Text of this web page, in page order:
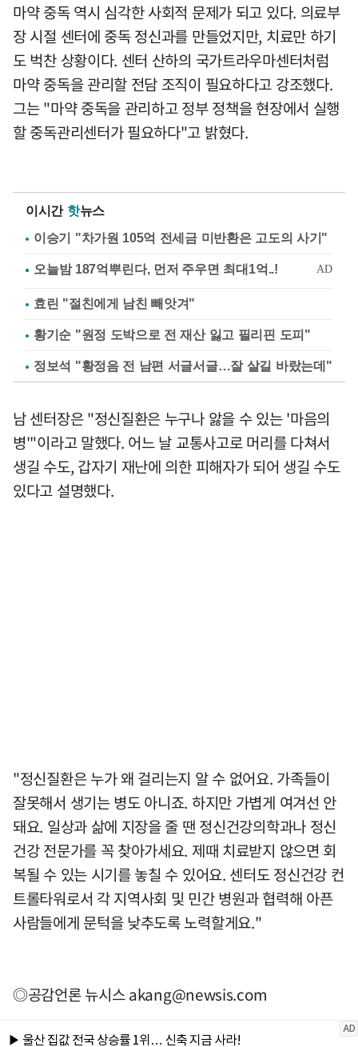
마약 중독 역시 심각한 사회적 문제가 되고 있다. 의료부
장 시절 센터에 중독 정신과를 만들었지만, 치료만 하기
도 벅찬 상황이다. 센터 산하의 국가트라우마센터처럼
마약 중독을 관리할 전담 조직이 필요하다고 강조했다.
그는 "마약 중독을 관리하고 정부 정책을 현장에서 실행
할 중독관리센터가 필요하다"고 밝혔다.
이시간 핫뉴스
이승기 "차가원 105억 전세금 미반환은 고도의 사기"
효린 "절친에게 남친 빼앗겨"
황기순 "원정 도박으로 전 재산 잃고 필리핀 도피"
정보석 "황정음 전 남편 서글서글…잘 살길 바랐는데"
남 센터장은 "정신질환은 누구나 앓을 수 있는 '마음의
병'"이라고 말했다. 어느 날 교통사고로 머리를 다쳐서
생길 수도, 갑자기 재난에 의한 피해자가 되어 생길 수도
있다고 설명했다.
"정신질환은 누가 왜 걸리는지 알 수 없어요. 가족들이
잘못해서 생기는 병도 아니죠. 하지만 가볍게 여겨선 안
돼요. 일상과 삶에 지장을 줄 땐 정신건강의학과나 정신
건강 전문가를 꼭 찾아가세요. 제때 치료받지 않으면 회
복될 수 있는 시기를 놓칠 수 있어요. 센터도 정신건강 컨
트롤타워로서 각 지역사회 및 민간 병원과 협력해 아픈
사람들에게 문턱을 낮추도록 노력할게요."
◎공감언론 뉴시스akang@newsis.com